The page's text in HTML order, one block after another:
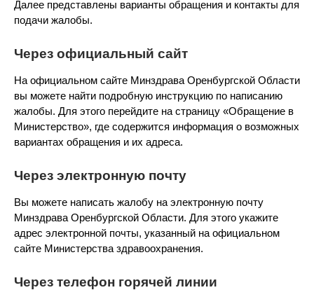
Далее представлены варианты обращения и контакты для
подачи жалобы.
Через официальный сайт
На официальном сайте Минздрава Оренбургской Области
вы можете найти подробную инструкцию по написанию
жалобы. Для этого перейдите на страницу «Обращение в
Министерство», где содержится информация о возможных
вариантах обращения и их адреса.
Через электронную почту
Вы можете написать жалобу на электронную почту
Минздрава Оренбургской Области. Для этого укажите
адрес электронной почты, указанный на официальном
сайте Министерства здравоохранения.
Через телефон горячей линии